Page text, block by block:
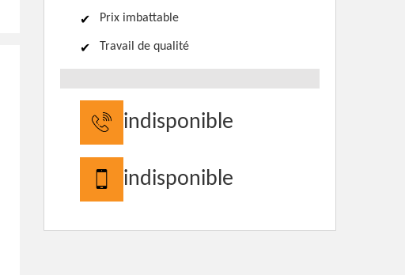
Prix imbattable
Travail de qualité
indisponible
indisponible